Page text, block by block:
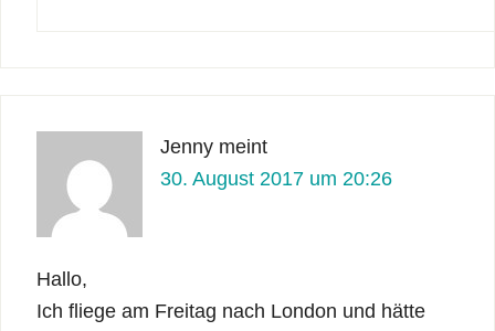
Jenny meint
30. August 2017 um 20:26
Hallo,
Ich fliege am Freitag nach London und hätte